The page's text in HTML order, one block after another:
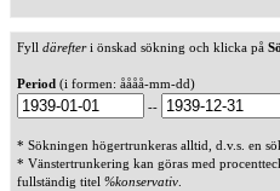
Fyll därefteri önskad sökning och klicka på
Period (i formen: åååå-mm-dd)
--
* Sökningen högertrunkeras alltid, d.v.s. en
* Vänstertrunkering kan göras med
fullständig titel %konservativ